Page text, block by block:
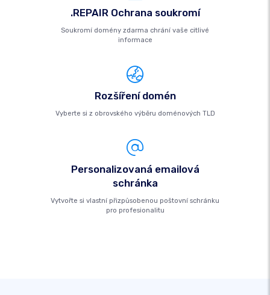
.REPAIR Ochrana soukromí
Soukromí domény zdarma chrání vaše citlivé
informace
Rozšíření domén
Vyberte si z obrovského výběru doménových TLD
Personalizovaná emailová
schránka
Vytvořte si vlastní přizpůsobenou poštovní schránku
pro profesionalitu